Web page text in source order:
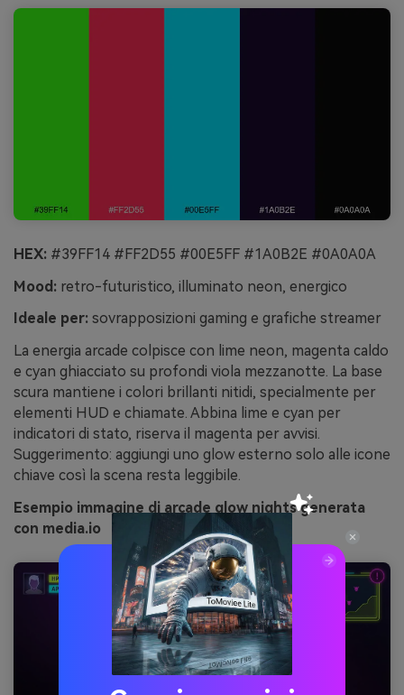
HEX: #39FF14 #FF2D55 #00E5FF #1A0B2E #0A0A0A
Mood: retro-futuristico, illuminato neon, energico
Ideale per: sovrapposizioni gaming e grafiche streamer
La energia arcade colpisce con lime neon, magenta caldo
e cyan ghiacciato su profondi viola mezzanotte. La base
scura mantiene i colori brillanti nitidi, specialmente per
elementi HUD e chiamate. Abbina lime e cyan per
indicatori di stato, riserva il magenta per avvisi.
Suggerimento: aggiungi uno glow esterno solo alle icone
chiave così la scena resta leggibile.
Esempio immagine di arcade glow nights generata
con media.io